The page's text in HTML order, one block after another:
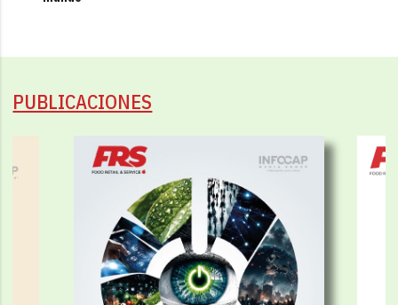
PUBLICACIONES